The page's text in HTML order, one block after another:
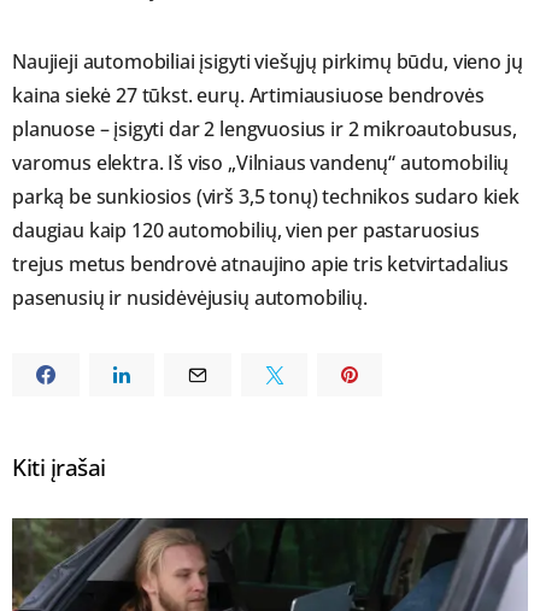
Naujieji automobiliai įsigyti viešųjų pirkimų būdu, vieno jų
kaina siekė 27 tūkst. eurų. Artimiausiuose bendrovės
planuose – įsigyti dar 2 lengvuosius ir 2 mikroautobusus,
varomus elektra. Iš viso „Vilniaus vandenų“ automobilių
parką be sunkiosios (virš 3,5 tonų) technikos sudaro kiek
daugiau kaip 120 automobilių, vien per pastaruosius
trejus metus bendrovė atnaujino apie tris ketvirtadalius
pasenusių ir nusidėvėjusių automobilių.
Kiti įrašai